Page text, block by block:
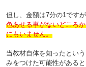
但し、金額は7分の1ですが
色あせる事がないどころ
にもいません。
当教材自体を知ったとい
みをつけた可能性があると